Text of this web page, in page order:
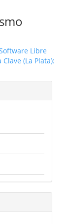
Libre
Clave (La Plata):